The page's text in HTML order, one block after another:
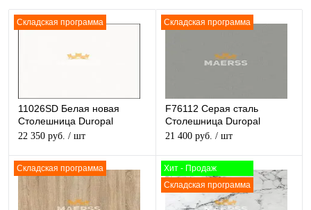
Складская программа
11026SD Белая новая
Столешница Duropal
матовая
22 350 руб. / шт
Складская программа
F76112 Серая сталь
Столешница Duropal
матовая
21 400 руб. / шт
Складская программа
Хит - Продаж
Складская программа